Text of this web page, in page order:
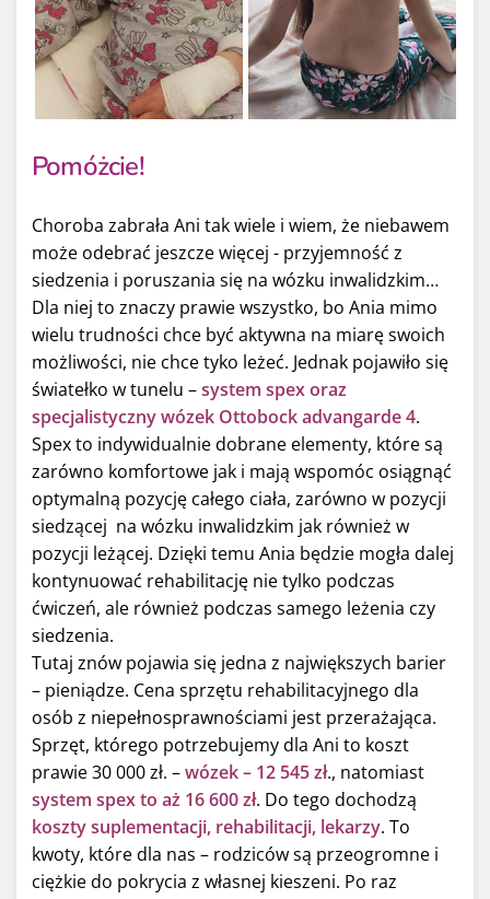
Pomóżcie!
Choroba zabrała Ani tak wiele i wiem, że niebawem
może odebrać jeszcze więcej - przyjemność z
siedzenia i poruszania się na wózku inwalidzkim…
Dla niej to znaczy prawie wszystko, bo Ania mimo
wielu trudności chce być aktywna na miarę swoich
możliwości, nie chce tyko leżeć. Jednak pojawiło się
światełko w tunelu –system spex oraz
specjalistyczny wózek Ottobock advangarde 4.
Spex to indywidualnie dobrane elementy, które są
zarówno komfortowe jak i mają wspomóc osiągnąć
optymalną pozycję całego ciała, zarówno w pozycji
siedzącej na wózku inwalidzkim jak również w
pozycji leżącej. Dzięki temu Ania będzie mogła dalej
kontynuować rehabilitację nie tylko podczas
ćwiczeń, ale również podczas samego leżenia czy
siedzenia.
Tutaj znów pojawia się jedna z największych barier
– pieniądze. Cena sprzętu rehabilitacyjnego dla
osób z niepełnosprawnościami jest przerażająca.
Sprzęt, którego potrzebujemy dla Ani to koszt
prawie 30 000 zł. –wózek – 12 545 zł., natomiast
system spex to aż 16 600 zł. Do tego dochodzą
koszty suplementacji, rehabilitacji, lekarzy. To
kwoty, które dla nas – rodziców są przeogromne i
ciężkie do pokrycia z własnej kieszeni. Po raz